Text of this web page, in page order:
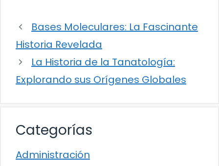
Bases Moleculares: La Fascinante
Historia Revelada
La Historia de la Tanatología:
Explorando sus Orígenes Globales
Categorías
Administración